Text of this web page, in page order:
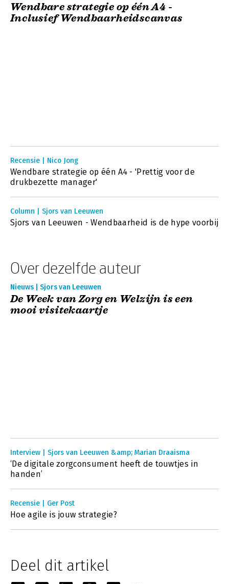
Wendbare strategie op één A4 -
Inclusief Wendbaarheidscanvas
Recensie | Nico Jong
Wendbare strategie op één A4 - 'Prettig voor de
drukbezette manager'
Column | Sjors van Leeuwen
Sjors van Leeuwen - Wendbaarheid is de hype voorbij
Over dezelfde auteur
Nieuws | Sjors van Leeuwen
De Week van Zorg en Welzijn is een
mooi visitekaartje
Interview | Sjors van Leeuwen &amp; Marian Draaisma
‘De digitale zorgconsument heeft de touwtjes in
handen’
Recensie | Ger Post
Hoe agile is jouw strategie?
Deel dit artikel